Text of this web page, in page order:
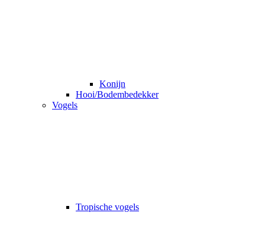
Konijn
Hooi/Bodembedekker
Vogels
Tropische vogels